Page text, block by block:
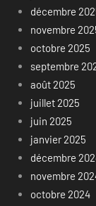
décembre
novembre
octobre 2025
septembre
août 2025
juillet 2025
juin 2025
janvier 2025
décembre
novembre
octobre 2024